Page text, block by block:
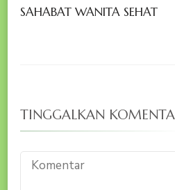
SAHABAT WANITA SEHAT
TINGGALKAN